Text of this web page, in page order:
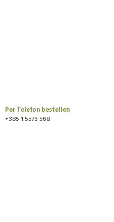
Per Telefon bestellen
+385 1 5573 568